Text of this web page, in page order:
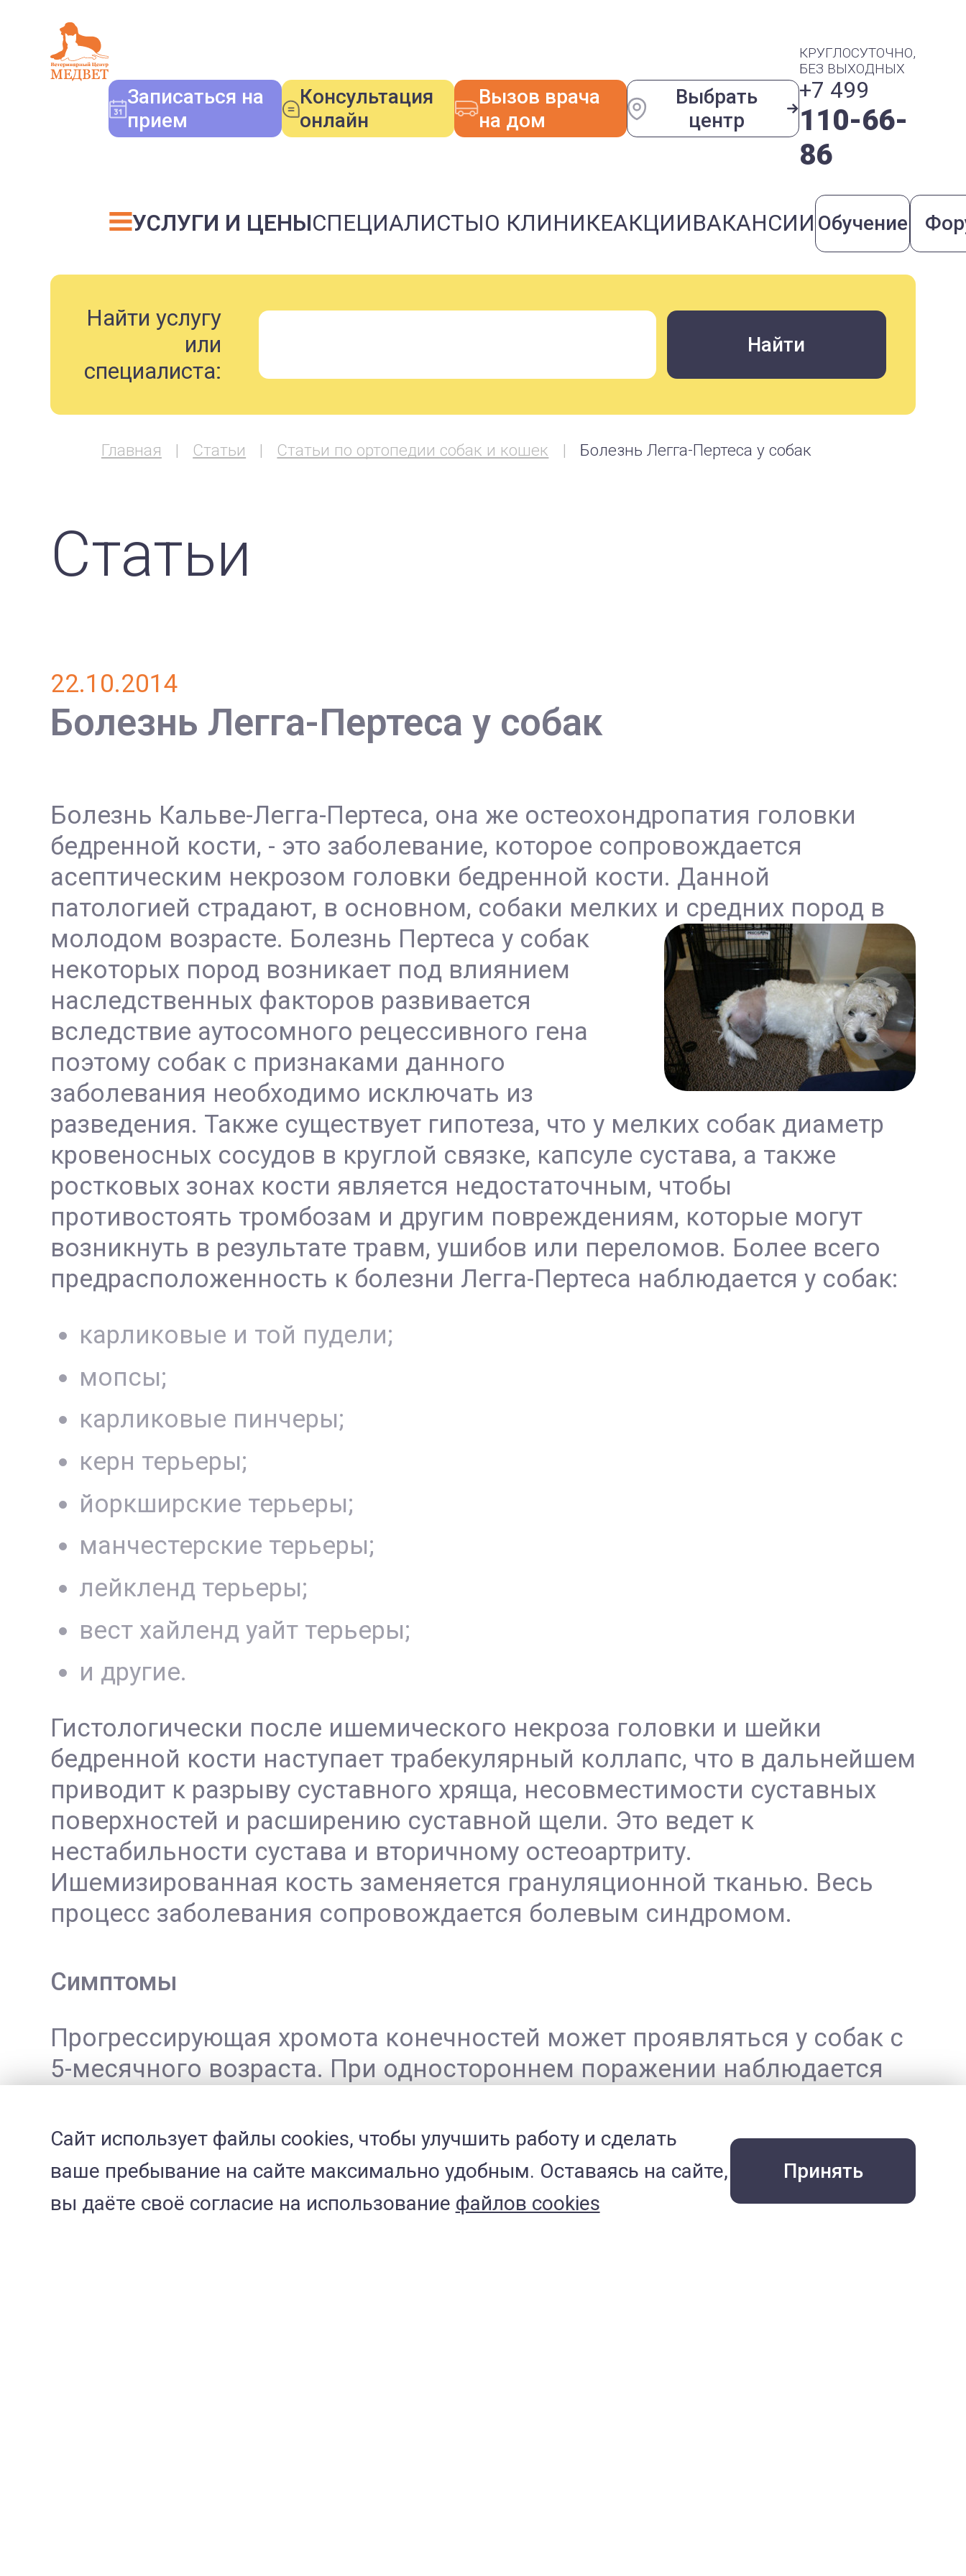
Записаться на
прием
Консультация
онлайн
Вызов врача
на дом
Выбрать
центр
КРУГЛОСУТОЧНО,
БЕЗ ВЫХОДНЫХ
+7 499
110-66-
86
УСЛУГИ И ЦЕНЫСПЕЦИАЛИСТЫО КЛИНИКЕАКЦИИВАКАНСИИ Обучение
Найти услугу
или
специалиста:
Главная Статьи Статьи по ортопедии собак и кошек Болезнь Легга-Пертеса у собак
Статьи
22.10.2014
Болезнь Легга-Пертеса у собак
Болезнь Кальве-Легга-Пертеса, она же остеохондропатия головки
бедренной кости, - это заболевание, которое сопровождается
асептическим некрозом головки бедренной кости. Данной
патологией страдают, в основном, собаки мелких и средних пород в
молодом возрасте. Болезнь Пертеса у собак
некоторых пород возникает под влиянием
наследственных факторов развивается
вследствие аутосомного рецессивного гена
поэтому собак с признаками данного
заболевания необходимо исключать из
разведения. Также существует гипотеза, что у мелких собак диаметр
кровеносных сосудов в круглой связке, капсуле сустава, а также
ростковых зонах кости является недостаточным, чтобы
противостоять тромбозам и другим повреждениям, которые могут
возникнуть в результате травм, ушибов или переломов. Более всего
предрасположенность к болезни Легга-Пертеса наблюдается у собак:
карликовые и той пудели;
мопсы;
карликовые пинчеры;
керн терьеры;
йоркширские терьеры;
манчестерские терьеры;
лейкленд терьеры;
вест хайленд уайт терьеры;
и другие.
Гистологически после ишемического некроза головки и шейки
бедренной кости наступает трабекулярный коллапс, что в дальнейшем
приводит к разрыву суставного хряща, несовместимости суставных
поверхностей и расширению суставной щели. Это ведет к
нестабильности сустава и вторичному остеоартриту.
Ишемизированная кость заменяется грануляционной тканью. Весь
процесс заболевания сопровождается болевым синдромом.
Симптомы
Прогрессирующая хромота конечностей может проявляться у собак с
5-месячного возраста. При одностороннем поражении наблюдается
«кроличья» походка. При клиническом осмотре наблюдаются такие
симптомы болезни Пертеса у собак, как болезненность при
разгибании и отведении тазобедренного сустава, крепитация при
пассивных движениях, а при длительном анамнезе можно заметить
Сайт использует файлы cookies, чтобы улучшить работу и сделать
ваше пребывание на сайте максимально удобным. Оставаясь на сайте,
вы даёте своё согласие на использование файлов cookies
Принять